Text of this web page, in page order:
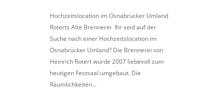
Hochzeitslocation im Osnabrücker Umland
Roterts Alte Brennerei Ihr seid auf der
Suche nach einer Hochzeitslocation im
Osnabrücker Umland? Die Brennerei von
Heinrich Rotert wurde 2007 liebevoll zum
heutigen Festsaal umgebaut. Die
Räumlichkeiten...